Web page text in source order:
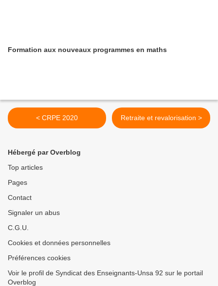
Formation aux nouveaux programmes en maths
< CRPE 2020 Retraite et revalorisation >
Hébergé par Overblog
Top articles
Pages
Contact
Signaler un abus
C.G.U.
Cookies et données personnelles
Préférences cookies
Voir le profil de Syndicat des Enseignants-Unsa 92 sur le portail
Overblog